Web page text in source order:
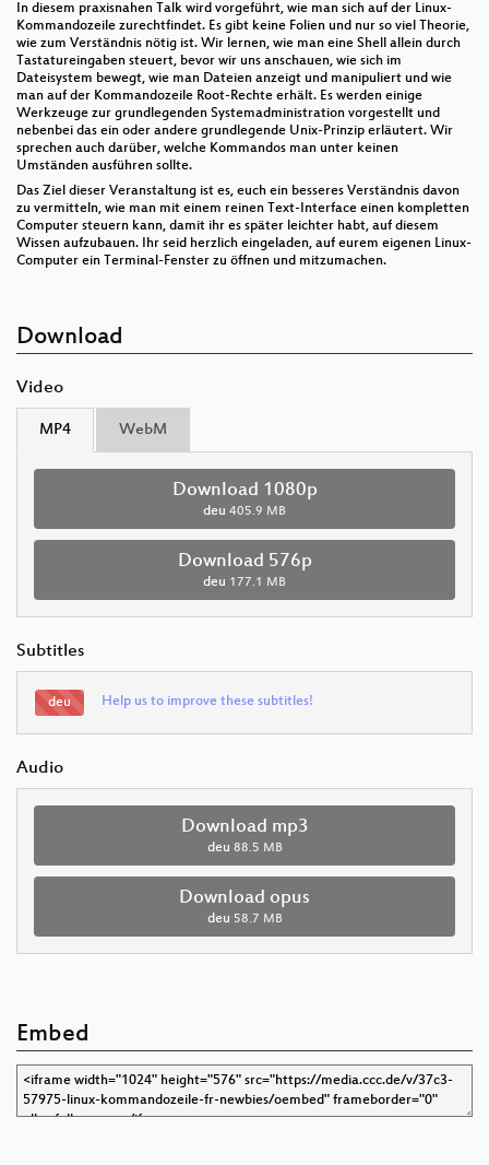
In diesem praxisnahen Talk wird vorgeführt, wie man sich auf der Linux-
Kommandozeile zurechtfindet. Es gibt keine Folien und nur so viel Theorie,
wie zum Verständnis nötig ist. Wir lernen, wie man eine Shell allein durch
Tastatureingaben steuert, bevor wir uns anschauen, wie sich im
Dateisystem bewegt, wie man Dateien anzeigt und manipuliert und wie
man auf der Kommandozeile Root-Rechte erhält. Es werden einige
Werkzeuge zur grundlegenden Systemadministration vorgestellt und
nebenbei das ein oder andere grundlegende Unix-Prinzip erläutert. Wir
sprechen auch darüber, welche Kommandos man unter keinen
Umständen ausführen sollte.
Das Ziel dieser Veranstaltung ist es, euch ein besseres Verständnis davon
zu vermitteln, wie man mit einem reinen Text-Interface einen kompletten
Computer steuern kann, damit ihr es später leichter habt, auf diesem
Wissen aufzubauen. Ihr seid herzlich eingeladen, auf eurem eigenen Linux-
Computer ein Terminal-Fenster zu öffnen und mitzumachen.
Download
Video
MP4 WebM
Download 1080p
deu 405.9 MB
Download 576p
deu 177.1 MB
Subtitles
deu Help us to improve these subtitles!
Audio
Download mp3
deu 88.5 MB
Download opus
deu 58.7 MB
Embed